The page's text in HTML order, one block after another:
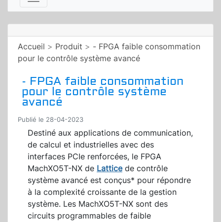
Accueil > Produit > - FPGA faible consommation
pour le contrôle système avancé
- FPGA faible consommation
pour le contrôle système
avancé
Publié le 28-04-2023
Destiné aux applications de communication,
de calcul et industrielles avec des
interfaces PCIe renforcées, le FPGA
MachXO5T-NX de Latticede contrôle
système avancé est conçus* pour répondre
à la complexité croissante de la gestion
système. Les MachXO5T-NX sont des
circuits programmables de faible